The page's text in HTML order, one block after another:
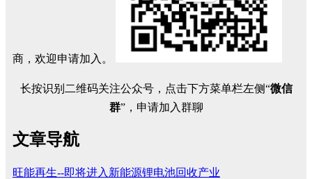
商，欢迎申请加入。
长按识别二维码关注公众号，点击下方菜单栏左侧“微信
群”，申请加入群聊
文章导航
旺能再生--即将进入新能源锂电池回收产业